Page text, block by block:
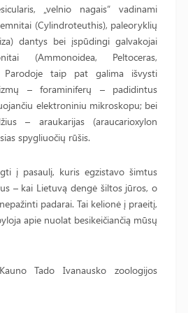
„velnio nagais“ vadinami
(Cylindroteuthis), paleoryklių
dantys bei įspūdingi galvakojai
(Ammonoidea, Peltoceras,
Parodoje taip pat galima išvysti
– foraminiferų – padidintus
elektroniniu mikroskopu; bei
– araukarijas (araucarioxylon
spygliuočių rūšis.
į pasaulį, kuris egzistavo šimtus
– kai Lietuvą dengė šiltos jūros, o
padarai. Tai kelionė į praeitį,
apie nuolat besikeičiančią mūsų
Tado Ivanausko zoologijos